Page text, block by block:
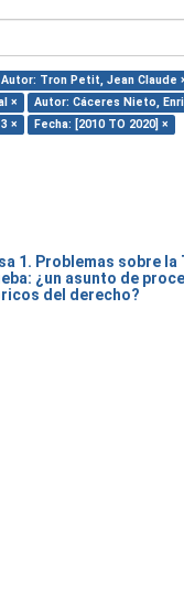
Autor: Tron Petit, Jean Claude
×
Autor: Cáceres Nieto,
× Fecha: [2010 TO 2020] ×
1. Problemas sobre la
¿un asunto de
del derecho?